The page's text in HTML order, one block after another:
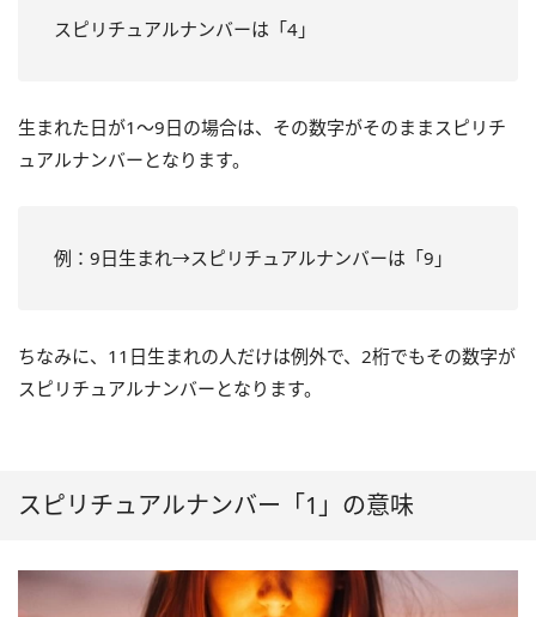
スピリチュアルナンバーは「4」
生まれた日が1～9日の場合は、その数字がそのままスピリチ
ュアルナンバーとなります。
例：9日生まれ→スピリチュアルナンバーは「9」
ちなみに、11日生まれの人だけは例外で、2桁でもその数字が
スピリチュアルナンバーとなります。
スピリチュアルナンバー「1」の意味